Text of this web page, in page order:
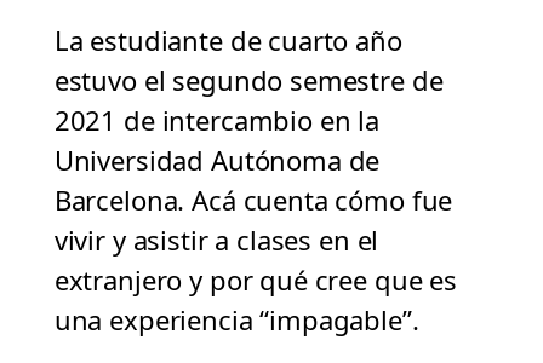
La estudiante de cuarto año
estuvo el segundo semestre de
2021 de intercambio en la
Universidad Autónoma de
Barcelona. Acá cuenta cómo fue
vivir y asistir a clases en el
extranjero y por qué cree que es
una experiencia “impagable”.